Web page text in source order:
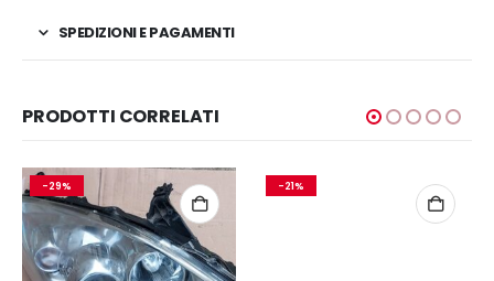
SPEDIZIONI E PAGAMENTI
PRODOTTI CORRELATI
-29% -21%